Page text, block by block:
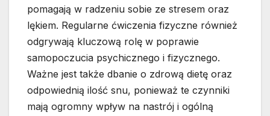
pomagają w radzeniu sobie ze stresem oraz
lękiem. Regularne ćwiczenia fizyczne również
odgrywają kluczową rolę w poprawie
samopoczucia psychicznego i fizycznego.
Ważne jest także dbanie o zdrową dietę oraz
odpowiednią ilość snu, ponieważ te czynniki
mają ogromny wpływ na nastrój i ogólną